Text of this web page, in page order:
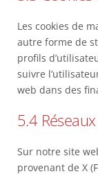
Les cookies de
autre forme de
profils
suivre
web dans des
5.4
Sur notre site
provenant de X